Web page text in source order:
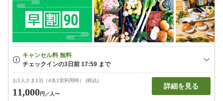
お1人さま1泊（4名1室利用時） (税込)
11,000円 ／人〜
詳細を見る